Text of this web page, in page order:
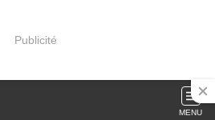
Publicité
MENU